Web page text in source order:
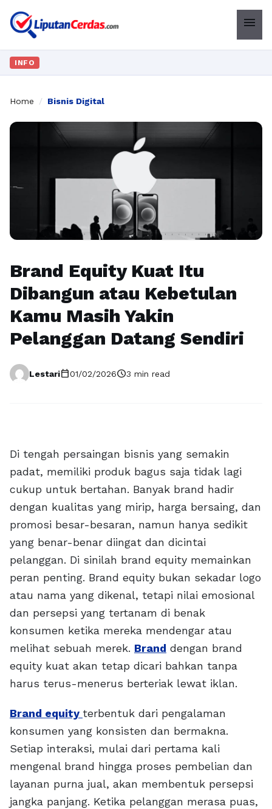
menu
INFO
Home / Bisnis Digital
Brand Equity Kuat Itu
Dibangun atau Kebetulan
Kamu Masih Yakin
Pelanggan Datang Sendiri
Lestaricalendar_today01/02/2026schedule3 min read
Di tengah persaingan bisnis yang semakin
padat, memiliki produk bagus saja tidak lagi
cukup untuk bertahan. Banyak brand hadir
dengan kualitas yang mirip, harga bersaing, dan
promosi besar-besaran, namun hanya sedikit
yang benar-benar diingat dan dicintai
pelanggan. Di sinilah brand equity memainkan
peran penting. Brand equity bukan sekadar logo
atau nama yang dikenal, tetapi nilai emosional
dan persepsi yang tertanam di benak
konsumen ketika mereka mendengar atau
melihat sebuah merek. Brand dengan brand
equity kuat akan tetap dicari bahkan tanpa
harus terus-menerus berteriak lewat iklan.
Brand equity terbentuk dari pengalaman
konsumen yang konsisten dan bermakna.
Setiap interaksi, mulai dari pertama kali
mengenal brand hingga proses pembelian dan
layanan purna jual, akan membentuk persepsi
jangka panjang. Ketika pelanggan merasa puas,